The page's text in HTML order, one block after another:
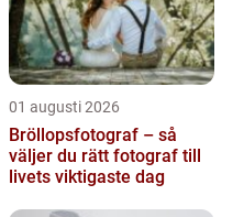
01 augusti 2026
Bröllopsfotograf – så
väljer du rätt fotograf till
livets viktigaste dag